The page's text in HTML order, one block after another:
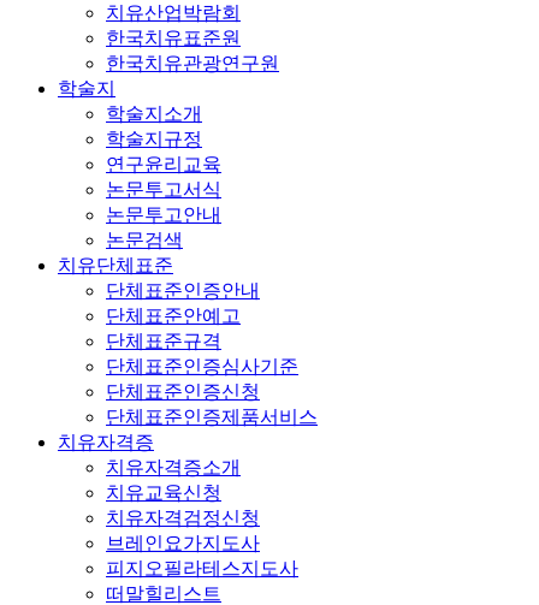
치유산업박람회
한국치유표준원
한국치유관광연구원
학술지
학술지소개
학술지규정
연구윤리교육
논문투고서식
논문투고안내
논문검색
치유단체표준
단체표준인증안내
단체표준안예고
단체표준규격
단체표준인증심사기준
단체표준인증신청
단체표준인증제품서비스
치유자격증
치유자격증소개
치유교육신청
치유자격검정신청
브레인요가지도사
피지오필라테스지도사
떠말힐리스트